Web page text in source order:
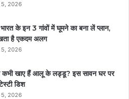
5, 2026
के इन 3 गांवों में घूमने का बना लें प्‍लान,
है एकदम अलग
5, 2026
कभी खाए हैं आलू के लड्डू? इस सावन घर पर
डिश
5, 2026